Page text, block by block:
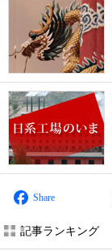
Share
記事ランキング